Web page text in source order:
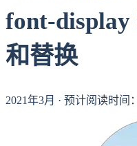
font-display
和替换
2021年3月 · 预计阅读时间：